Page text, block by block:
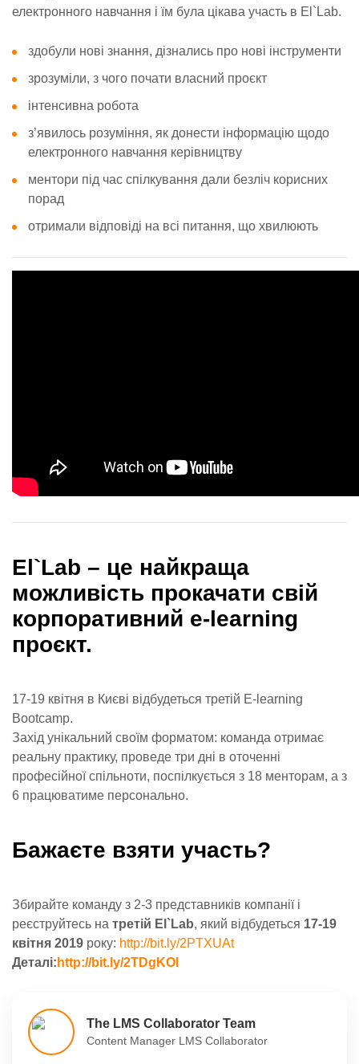
електронного навчання і їм була цікава участь в El`Lab.
здобули нові знання, дізнались про нові інструменти
зрозуміли, з чого почати власний проєкт
інтенсивна робота
з’явилось розуміння, як донести інформацію щодо
електронного навчання керівництву
ментори під час спілкування дали безліч корисних
порад
отримали відповіді на всі питання, що хвилюють
Еl`Lab – це найкраща
можливість прокачати свій
корпоративний e-learning
проєкт.
17-19 квітня в Києві відбудеться третій E-learning
Bootcamp.
Захід унікальний своїм форматом: команда отримає
реальну практику, проведе три дні в оточенні
професійної спільноти, поспілкується з 18 менторам, а з
6 працюватиме персонально.
Бажаєте взяти участь?
Збирайте команду з 2-3 представників компанії і
реєструйтесь на третій El`Lab, який відбудеться 17-19
квітня 2019 року: http://bit.ly/2PTXUAt
Деталі: http://bit.ly/2TDgKOl
The LMS Collaborator Team
Content Manager LMS Collaborator